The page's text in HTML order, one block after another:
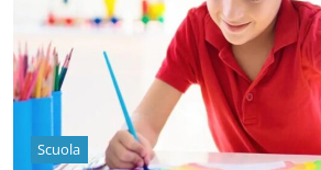
Scuola